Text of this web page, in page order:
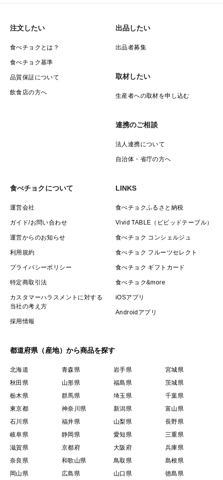
注文したい
食べチョクとは？
食べチョク基準
品質保証について
飲食店の方へ
出品したい
出品者募集
取材したい
生産者への取材を申し込む
連携のご相談
法人連携について
自治体・省庁の方へ
食べチョクについて
運営会社
ガイド/お問い合わせ
運営からのお知らせ
利用規約
プライバシーポリシー
特定商取引法
カスタマーハラスメントに対する
当社の考え方
採用情報
LINKS
食べチョクふるさと納税
Vivid TABLE（ビビッドテーブル）
食べチョク コンシェルジュ
食べチョク フルーツセレクト
食べチョク ギフトカード
食べチョク&more
iOSアプリ
Androidアプリ
都道府県（産地）から商品を探す
北海道 青森県 岩手県
宮城県
秋田県
山形県 福島県
茨城県
栃木県
群馬県 埼玉県
千葉県
東京都
神奈川県 新潟県
富山県
石川県
福井県 山梨県
長野県
岐阜県
静岡県 愛知県
三重県
滋賀県
京都府 大阪府
兵庫県
奈良県
和歌山県 鳥取県
島根県
岡山県
広島県 山口県 徳島県